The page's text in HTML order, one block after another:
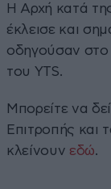
Η Αρχή κατά
έκλεισε και
οδηγούσαν στο
του YTS.
Μπορείτε να
Επιτροπής και
κλείνουν εδώ.